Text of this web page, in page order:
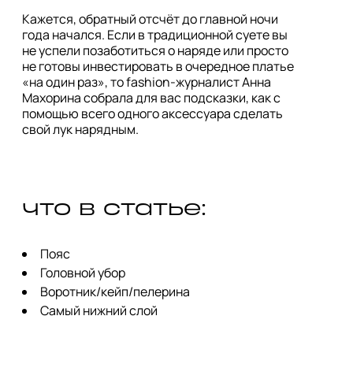
Кажется, обратный отсчёт до главной ночи
года начался. Если в традиционной суете вы
не успели позаботиться о наряде или просто
не готовы инвестировать в очередное платье
«на один раз», то fashion-журналист Анна
Махорина собрала для вас подсказки, как с
помощью всего одного аксессуара сделать
свой лук нарядным.
что в статье:
Пояс
Головной убор
Воротник/кейп/пелерина
Самый нижний слой